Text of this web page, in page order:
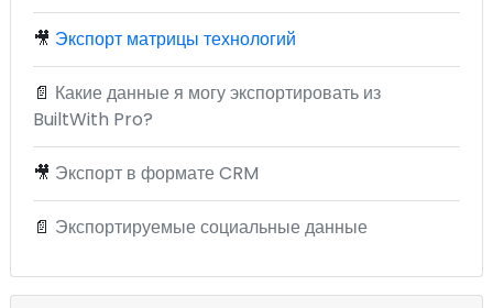
🎥 Экспорт матрицы технологий
📄 Какие данные я могу экспортировать из
BuiltWith Pro?
🎥 Экспорт в формате CRM
📄 Экспортируемые социальные данные